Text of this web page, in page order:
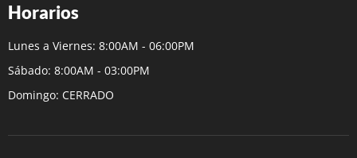
Horarios
Lunes a Viernes: 8:00AM - 06:00PM
Sábado: 8:00AM - 03:00PM
Domingo: CERRADO